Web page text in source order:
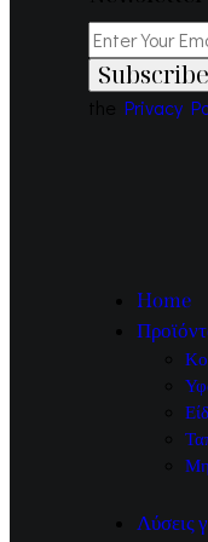
Subscribe
Privacy
Home
Λύσεις